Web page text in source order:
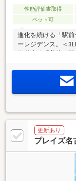
性能評価書取得
ペット可
進化を続ける「駅
ーレジデンス。＜
更新あり
プレイズ